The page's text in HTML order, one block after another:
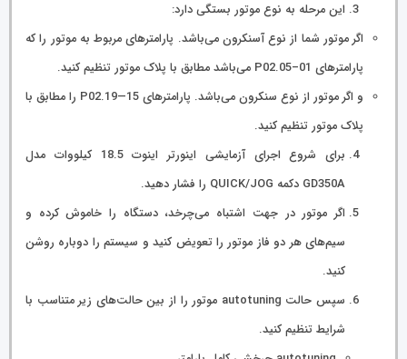
این مرحله به نوع موتور بستگی دارد:
اگر موتور شما از نوع آسنکرون می‌باشد. پارامترهای مربوط به موتور را که
پارامترهای 01–P02.05 می‌باشد مطابق با پلاک موتور تنظیم کنید.
و اگر موتور از نوع سنکرون می‌باشد. پارامترهای 15—P02.19 را مطابق با
پلاک موتور تنظیم کنید.
برای شروع اجرای آزمایشی اینورتر اینوت 18.5 کیلووات مدل
GD350A دکمه QUICK/JOG را فشار دهید.
اگر موتور در جهت اشتباه می‌چرخد، دستگاه را خاموش کرده و
سیم‌های هر دو فاز موتور را تعویض کنید و سیستم را دوباره روشن
کنید.
سپس حالت autotuning موتور را از بین حالت‌های زیر متناسب با
شرایط تنظیم کنید.